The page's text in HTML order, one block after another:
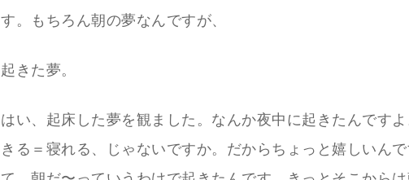
す。もちろん朝の夢なんですが、
起きた夢。
はい、起床した夢を観ました。なんか夜中に起きたんです
きる＝寝れる、じゃないですか。だからちょっと嬉しいん